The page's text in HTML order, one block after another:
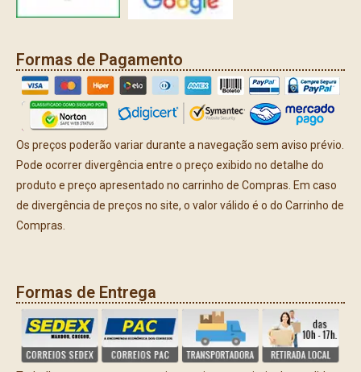
Formas de Pagamento
Os preços poderão variar durante a navegação sem aviso prévio.
Pode ocorrer divergência entre o preço exibido no detalhe do
produto e preço apresentado no carrinho de Compras. Em caso
de divergência de preços no site, o valor válido é o do Carrinho de
Compras.
Formas de Entrega